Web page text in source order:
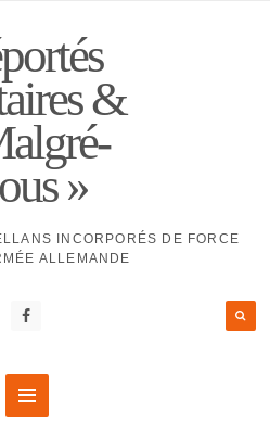
&
»
INCORPORÉS DE FORCE
ALLEMANDE